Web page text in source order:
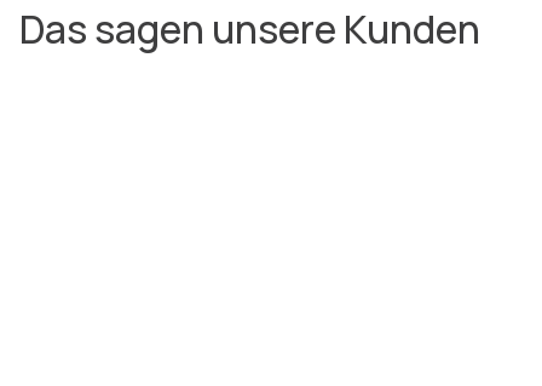
Das sagen unsere Kunden